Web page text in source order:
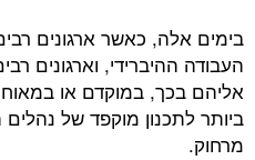
בימים אלה, כאשר ארגונים
העבודה ההיברידי, וארגונים
אליהם בכך, במוקדם או
ביותר לתכנון מוקפד של
מרחוק.